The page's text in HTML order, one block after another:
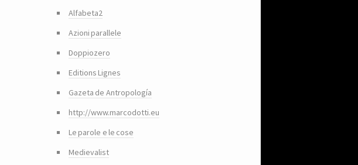
Alfabeta2
Azioni parallele
Doppiozero
Editions Lignes
Gazeta de Antropología
http://www.marcodotti.eu
Le parole e le cose
Medievalist